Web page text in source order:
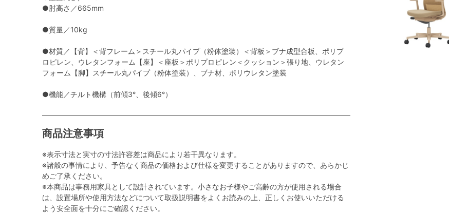
●肘高さ／665mm
●質量／10kg
●材質／【背】＜背フレーム＞スチール丸パイプ（粉体塗装）＜背板＞ブナ成型合板、ポリプ
ロピレン、ウレタンフォーム【座】＜座板＞ポリプロピレン＜クッション＞張り地、ウレタン
フォーム【脚】スチール丸パイプ（粉体塗装）、ブナ材、ポリウレタン塗装
●機能／チルト機構（前傾3°、後傾6°）
商品注意事項
※表示寸法と実寸の寸法許容差は商品により若干異なります。
※諸般の事情により、予告なく商品の価格および仕様を変更することがありますので、あらかじ
めご了承ください。
※本商品は事務用家具として設計されています。小さなお子様やご高齢の方が使用される場合
は、設置場所や使用方法などについて取扱説明書をよくお読みの上、正しくお使いいただける
よう安全面を十分にご確認ください。